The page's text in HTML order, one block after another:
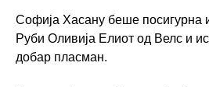
Софија Хасану беше посигурна
Руби Оливија Елиот од Велс и
добар пласман.